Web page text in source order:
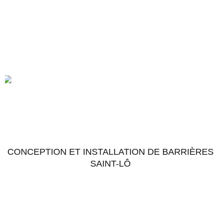
CONCEPTION ET INSTALLATION DE BARRIÈRES
SAINT-LÔ